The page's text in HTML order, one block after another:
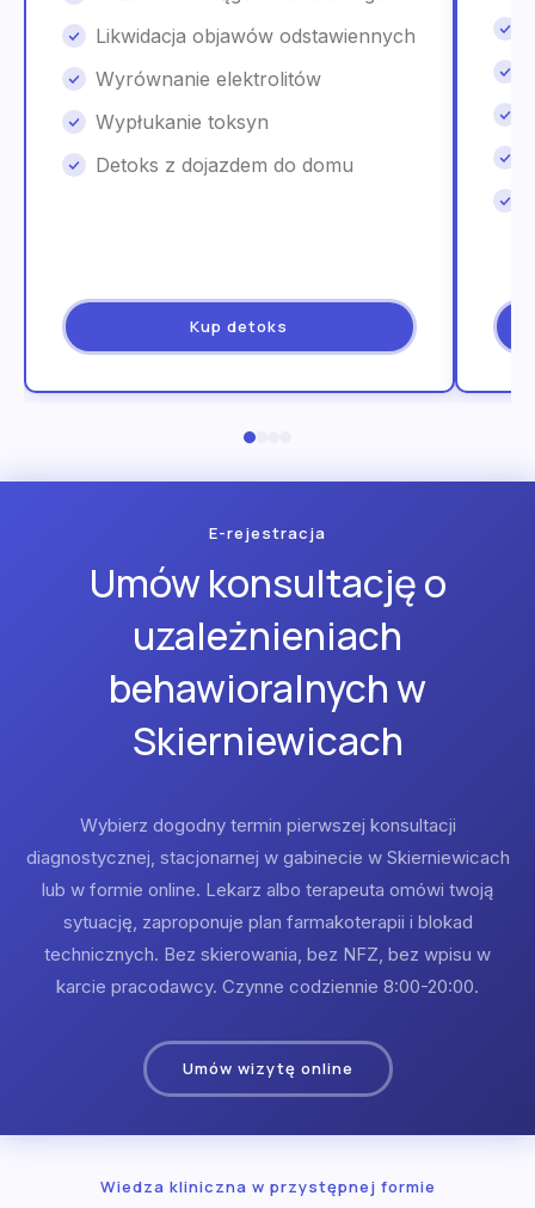
Likwidacja objawów odstawiennych
Wyrównanie elektrolitów
Wypłukanie toksyn
Detoks z dojazdem do domu
Kup detoks
E-rejestracja
Umów konsultację o
uzależnieniach
behawioralnych w
Skierniewicach
Wybierz dogodny termin pierwszej konsultacji
diagnostycznej, stacjonarnej w gabinecie w Skierniewicach
lub w formie online. Lekarz albo terapeuta omówi twoją
sytuację, zaproponuje plan farmakoterapii i blokad
technicznych. Bez skierowania, bez NFZ, bez wpisu w
karcie pracodawcy. Czynne codziennie 8:00-20:00.
Umów wizytę online
Wiedza kliniczna w przystępnej formie